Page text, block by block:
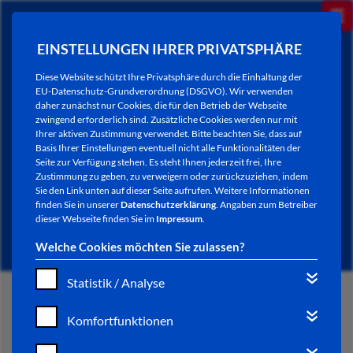
EINSTELLUNGEN IHRER PRIVATSPHÄRE
Diese Website schützt Ihre Privatsphäre durch die Einhaltung der
EU-Datenschutz-Grundverordnung (DSGVO). Wir verwenden
daher zunächst nur Cookies, die für den Betrieb der Webseite
zwingend erforderlich sind. Zusätzliche Cookies werden nur mit
Ihrer aktiven Zustimmung verwendet. Bitte beachten Sie, dass auf
Basis Ihrer Einstellungen eventuell nicht alle Funktionalitäten der
Seite zur Verfügung stehen. Es steht Ihnen jederzeit frei, Ihre
Zustimmung zu geben, zu verweigern oder zurückzuziehen, indem
Sie den Link unten auf dieser Seite aufrufen. Weitere Informationen
finden Sie in unsererDatenschutzerklärung. Angaben zum Betreiber
dieser Webseite finden Sie im Impressum.
Welche Cookies möchten Sie zulassen?
Statistik / Analyse
Komfortfunktionen
ÜBERSICHT DER MÄRKTE
START